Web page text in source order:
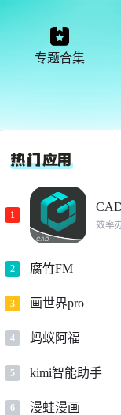
专题合集
1
效率
2 腐竹FM
3 画世界pro
4 蚂蚁阿福
5 kimi智能助手
6 漫蛙漫画